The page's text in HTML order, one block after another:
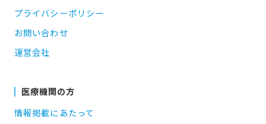
プライバシーポリシー
お問い合わせ
運営会社
医療機関の方
情報掲載にあたって